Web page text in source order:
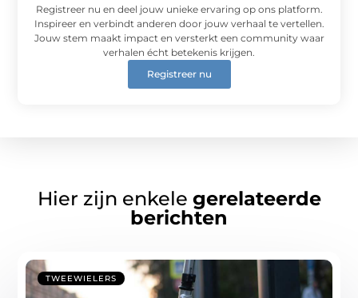
Registreer nu en deel jouw unieke ervaring op ons platform.
Inspireer en verbindt anderen door jouw verhaal te vertellen.
Jouw stem maakt impact en versterkt een community waar
verhalen écht betekenis krijgen.
Registreer nu
Hier zijn enkele gerelateerde
berichten
TWEEWIELERS